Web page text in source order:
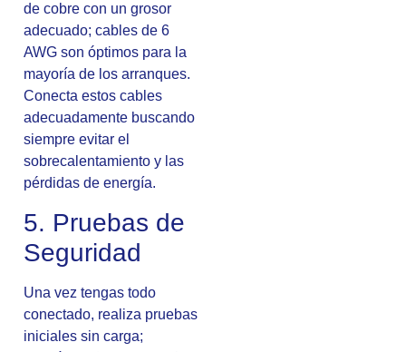
de cobre con un grosor
adecuado; cables de 6
AWG son óptimos para la
mayoría de los arranques.
Conecta estos cables
adecuadamente buscando
siempre evitar el
sobrecalentamiento y las
pérdidas de energía.
5. Pruebas de
Seguridad
Una vez tengas todo
conectado, realiza pruebas
iniciales sin carga;